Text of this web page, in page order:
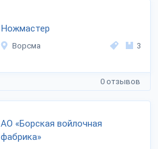
Ножмастер
Ворсма 3
0 отзывов
АО «Борская войлочная
фабрика»